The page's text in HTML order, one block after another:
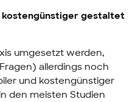
kostengünstiger gestaltet
umgesetzt werden,
allerdings noch
und kostengünstiger
den meisten Studien